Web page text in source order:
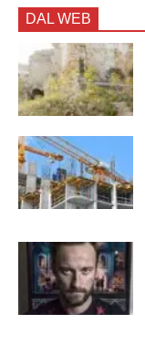
DAL WEB